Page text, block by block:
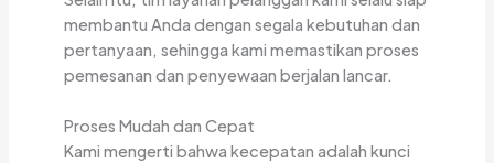
membantu Anda dengan segala kebutuhan dan
pertanyaan, sehingga kami memastikan proses
pemesanan dan penyewaan berjalan lancar.
Proses Mudah dan Cepat
Kami mengerti bahwa kecepatan adalah kunci